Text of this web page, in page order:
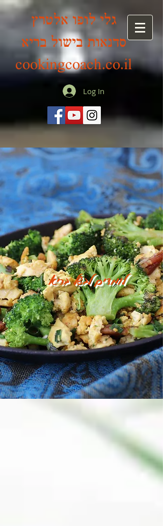
גלי לופו אלטרץ
סדנאות בישול בריא
cookingcoach.co.il
Log In
לומדים לבשל בריא